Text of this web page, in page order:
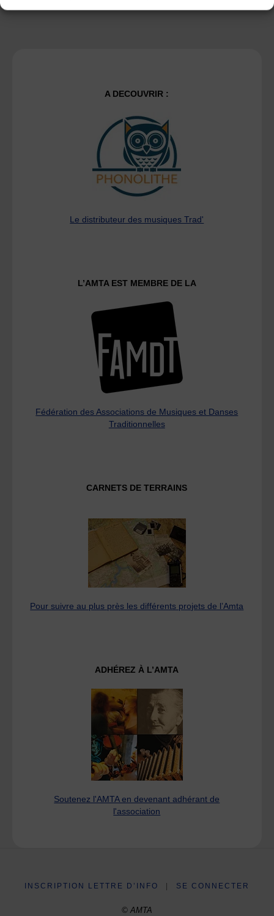
A DECOUVRIR :
Le distributeur des musiques Trad'
L’AMTA EST MEMBRE DE LA
Fédération des Associations de Musiques et Danses
Traditionnelles
CARNETS DE TERRAINS
Pour suivre au plus près les différents projets de l’Amta
ADHÉREZ À L’AMTA
Soutenez l'AMTA en devenant adhérant de
l'association
INSCRIPTION LETTRE D’INFO SE CONNECTER
© AMTA